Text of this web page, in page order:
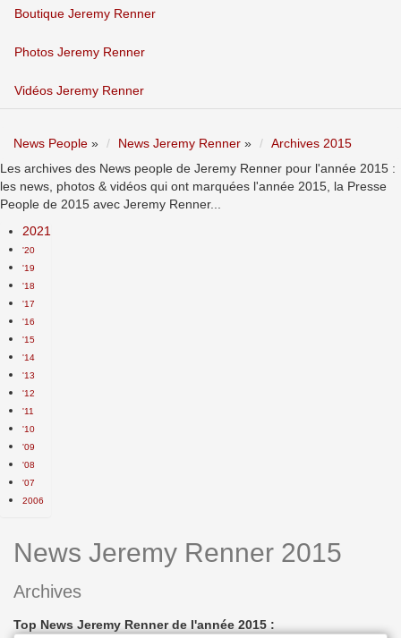
Boutique Jeremy Renner
Photos Jeremy Renner
Vidéos Jeremy Renner
News People » News Jeremy Renner »
Archives 2015
Les archives des News people de Jeremy Renner pour l'année 2015 :
les news, photos & vidéos qui ont marquées l'année 2015, la Presse
People de 2015 avec Jeremy Renner...
2021
'20
'19
'18
'17
'16
'15
'14
'13
'12
'11
'10
'09
'08
'07
2006
News Jeremy Renner 2015
Archives
Top News Jeremy Renner de l'année 2015 :